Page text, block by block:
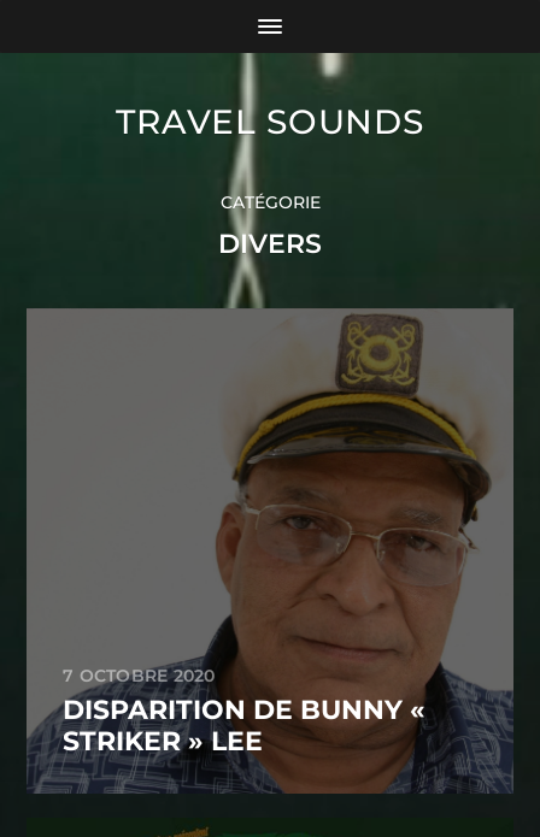
TRAVEL SOUNDS
CATÉGORIE
DIVERS
7 OCTOBRE 2020
DISPARITION DE BUNNY «
STRIKER » LEE